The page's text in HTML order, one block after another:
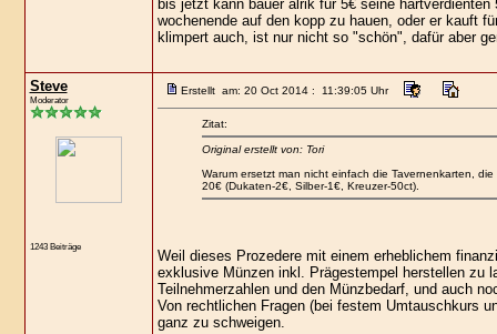
bis jetzt kann bauer alrik für 5€ seine
wochenende auf den kopp zu hauen, oder er kauft
klimpert auch, ist nur nicht so "schön", dafür aber
Steve
Moderator
1243 Beiträge
Erstellt am: 20 Oct 2014 : 11:39:05 Uhr
Zitat:
Original erstellt von: Tori
Warum ersetzt man nicht einfach die Tavernenkarten,
20€ (Dukaten-2€, Silber-1€, Kreuzer-50ct).
Weil dieses Prozedere mit einem erheblichem
exklusive Münzen inkl. Prägestempel herstellen zu
Teilnehmerzahlen und den Münzbedarf, und auch
Von rechtlichen Fragen (bei festem Umtauschkurs
ganz zu schweigen.